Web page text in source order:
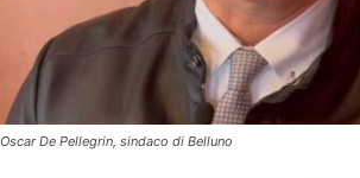
Oscar De Pellegrin, sindaco di Belluno